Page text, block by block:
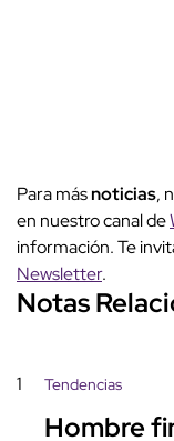
Para másnoticias,
en nuestro canal de
información. Te
Newsletter.
Notas
1 Tendencias
Hombre